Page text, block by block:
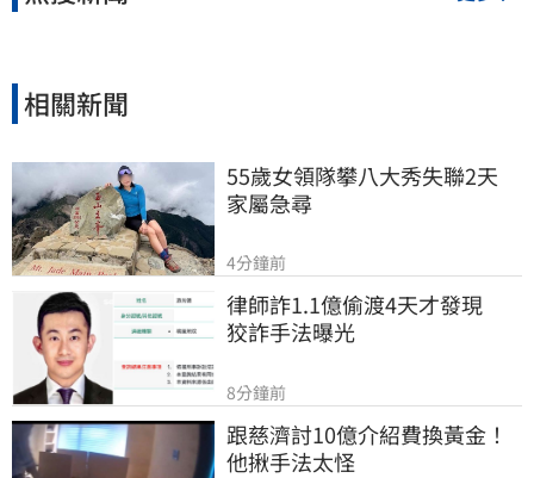
相關新聞
55歲女領隊攀八大秀失聯2天
家屬急尋
4分鐘前
律師詐1.1億偷渡4天才發現
狡詐手法曝光
8分鐘前
跟慈濟討10億介紹費換黃金！
他揪手法太怪